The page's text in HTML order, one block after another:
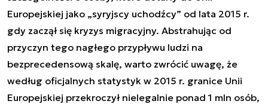
Europejskiej jako „syryjscy uchodźcy” od lata 2015 r.
gdy zaczął się kryzys migracyjny. Abstrahując od
przyczyn tego nagłego przypływu ludzi na
bezprecedensową skalę, warto zwrócić uwagę, że
według oficjalnych statystyk w 2015 r. granice Unii
Europejskiej przekroczył nielegalnie ponad 1 mln osób,